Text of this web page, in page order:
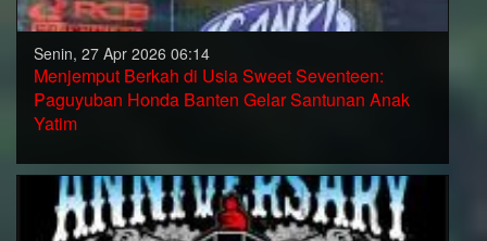
Senin, 27 Apr 2026 06:14
Menjemput Berkah di Usia Sweet Seventeen:
Paguyuban Honda Banten Gelar Santunan Anak
Yatim